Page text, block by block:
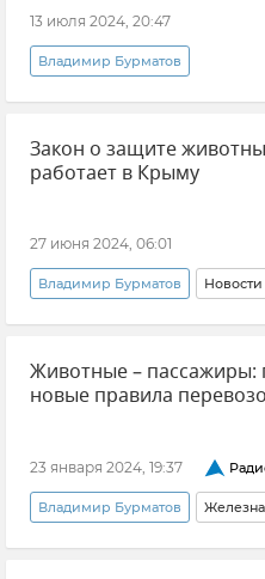
13 июля 2024, 20:47
Владимир Бурматов
Эксклюзивы РИА Новости
Крым Россия
Закон об ответственном
Анастасия Лисовская-Чудинович
Мнения
Закон о защите
работает в Крыму
27 июня 2024, 06:01
Владимир Бурматов Новости
Приюты животных Закон
Крым Новости Крыма
МВД по Республике Крым
Животные – пассажиры:
новые правила
23 января 2024, 19:37
Владимир Бурматов
Российские железные дороги